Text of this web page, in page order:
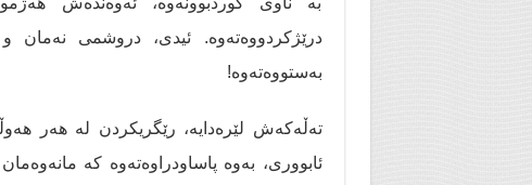
درێژکردووەتەوە. ئیدی، دروشمی نەمان
بەستووەتەوە!
تەڵەکەش لێرەدایە، رێگریکردن لە هەر
ئابووری، بەوە پاساودراوەتەوە کە